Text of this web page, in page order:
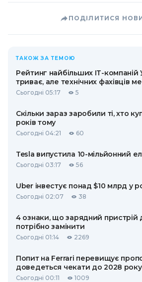
ПОДІЛИТИСЯ
ТАКОЖ ЗА ТЕМОЮ
Рейтинг найбільших ІТ-компаній
триває, але технічних фахівців
Сьогодні 05:17 5
Скільки зараз заробили ті, хто
років тому
Сьогодні 04:21 60
Tesla випустила 10-мільйонний
Сьогодні 03:17 56
Uber інвестує понад $10 млрд у
Сьогодні 02:07 38
4 ознаки, що зарядний пристрій
потрібно замінити
Сьогодні 01:14 2269
Попит на Ferrari перевищує
доведеться чекати до 2028 року
Сьогодні 00:11 1009